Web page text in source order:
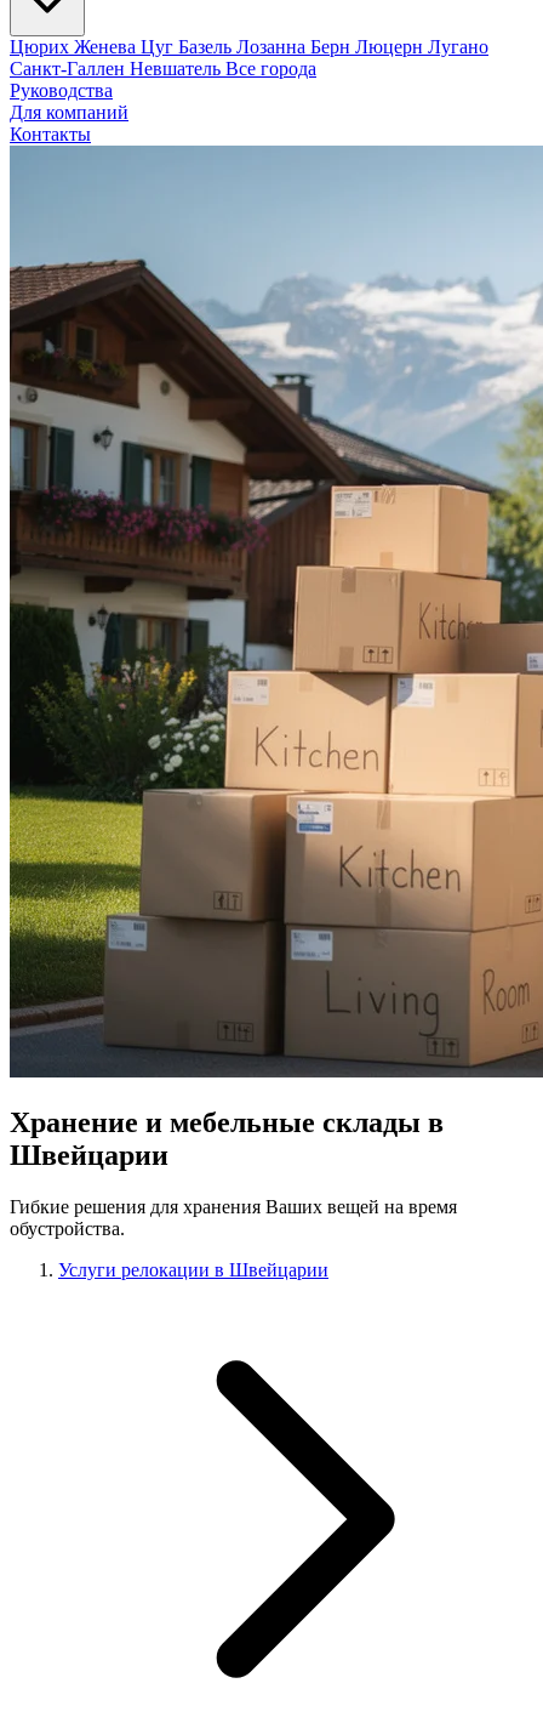
Цюрих Женева Цуг Базель Лозанна Берн Люцерн Лугано
Санкт-Галлен Невшатель Все города
Руководства
Для компаний
Контакты
Хранение и мебельные склады в
Швейцарии
Гибкие решения для хранения Ваших вещей на время
обустройства.
Услуги релокации в Швейцарии